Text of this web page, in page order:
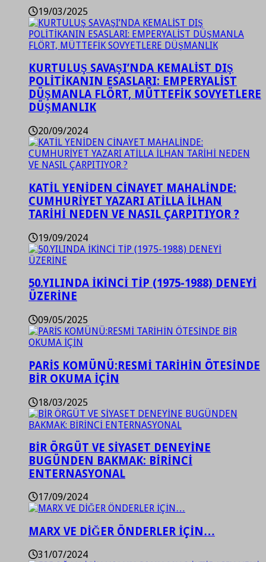
19/03/2025
KURTULUŞ SAVAŞI’NDA KEMALİST DIŞ
POLİTİKANIN ESASLARI: EMPERYALİST
DÜŞMANLA FLÖRT, MÜTTEFİK SOVYETLERE
DÜŞMANLIK
20/09/2024
KATİL YENİDEN CİNAYET MAHALİNDE:
CUMHURİYET YAZARI ATİLLA İLHAN
TARİHİ NEDEN VE NASIL ÇARPITIYOR ?
19/09/2024
50.YILINDA İKİNCİ TİP (1975-1988) DENEYİ
ÜZERİNE
09/05/2025
PARİS KOMÜNÜ:RESMİ TARİHİN ÖTESİNDE
BİR OKUMA İÇİN
18/03/2025
BİR ÖRGÜT VE SİYASET DENEYİNE
BUGÜNDEN BAKMAK: BİRİNCİ
ENTERNASYONAL
17/09/2024
MARX VE DİĞER ÖNDERLER İÇİN…
31/07/2024